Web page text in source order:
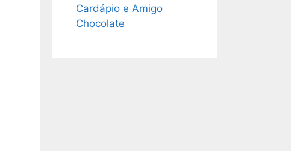
Cardápio e Amigo
Chocolate